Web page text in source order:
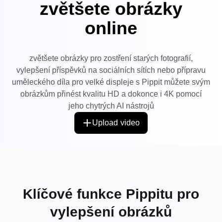
Edit Now
AI Product Images
Effortlessly generate professional
product photos in batches for
Shopify, TikTok Shop, Amazon,
and other marketplaces.
User Account
Publishing and Analytics
One-click Video Solution
Campaign
Meet Pippit
7 Promotional Poster Ideas
Top 5 Types of Business
Videos
AI-Generated Product
Engaging Sales-Boosting
Poster Tips
Social Media Tips
Crop Videos for Instagram
zvětšete obrázky
online
zvětšete obrázky pro zostření starých fotografií,
vylepšení příspěvků na sociálních sítích nebo přípravu
uměleckého díla pro velké displeje s Pippit můžete svým
obrázkům přinést kvalitu HD a dokonce i 4K pomocí
jeho chytrých AI nástrojů
Upload video
Klíčové funkce Pippitu pro
vylepšení obrázků